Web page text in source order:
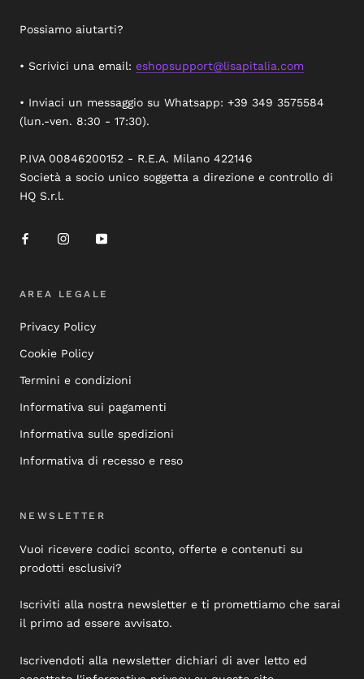
Possiamo aiutarti?
• Scrivici una email: eshopsupport@lisapitalia.com
• Inviaci un messaggio su Whatsapp: +39 349 3575584
(lun.-ven. 8:30 - 17:30).
P.IVA 00846200152 - R.E.A. Milano 422146
Società a socio unico soggetta a direzione e controllo di
HQ S.r.l.
AREA LEGALE
Privacy Policy
Cookie Policy
Termini e condizioni
Informativa sui pagamenti
Informativa sulle spedizioni
Informativa di recesso e reso
NEWSLETTER
Vuoi ricevere codici sconto, offerte e contenuti su
prodotti esclusivi?
Iscriviti alla nostra newsletter e ti promettiamo che sarai
il primo ad essere avvisato.
Iscrivendoti alla newsletter dichiari di aver letto ed